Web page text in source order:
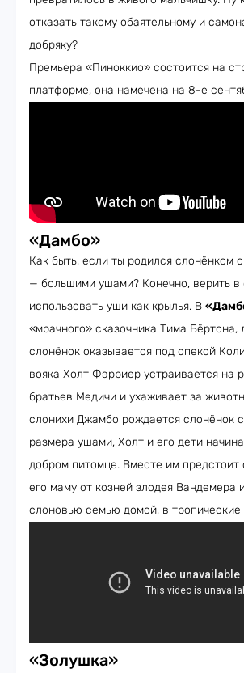
отказать такому обаятельному и
добряку?
Премьера «Пиноккио» состоится на
платформе, она намечена на 8-е
«Дамбо»
Как быть, если ты родился слонёнком
— большими ушами? Конечно, верить в
использовать уши как крылья. В
«мрачного» сказочника Тима
слонёнок оказывается под опекой
вояка Холт Фэрриер устраивается на
братьев Медичи и ухаживает за
слонихи Джамбо рождается слонёнок
размера ушами, Холт и его дети
добром питомце. Вместе им предстоит
его маму от козней злодея Вандемера
слоновью семью домой, в тропические
«Золушка»